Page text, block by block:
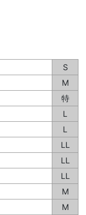
S
M
特
L
L
LL
LL
LL
M
M